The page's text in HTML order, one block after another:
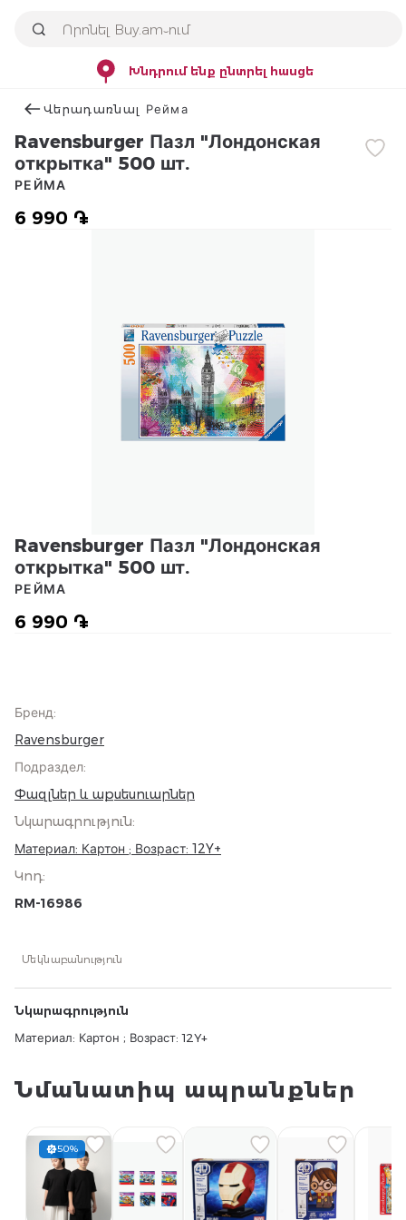
Խնդրում ենք ընտրել հասցե
Վերադառնալ Рейма
Ravensburger Пазл "Лондонская
открытка" 500 шт.
6 990 ֏
РЕЙМА
Ravensburger Пазл "Лондонская
открытка" 500 шт.
6 990 ֏
РЕЙМА
Бренд:
Ravensburger
Подраздел:
Փազլներ և աքսեսուարներ
Նկարագրություն:
Материал: Картон ; Возраст: 12Y+
Կոդ:
RM-16986
Մեկնաբանություն
Նկարագրություն
Материал: Картон ; Возраст: 12Y+
Նմանատիպ ապրանքներ
50%